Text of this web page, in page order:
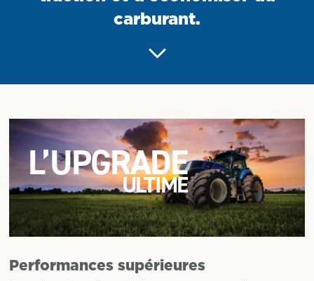
carburant.
L’UPGRADE
ULTIME
Performances supérieures